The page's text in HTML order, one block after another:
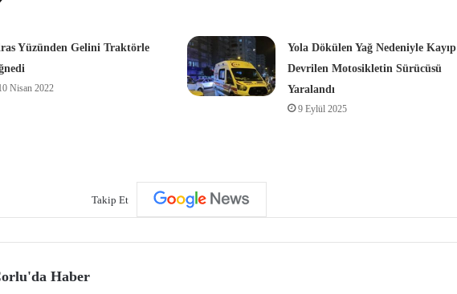
Yüzünden Gelini Traktörle
Nisan 2022
Yola Dökülen Yağ Nedeniyle Kayıp
Devrilen Motosikletin Sürücüsü
Yaralandı
9 Eylül 2025
Takip Et
Haber